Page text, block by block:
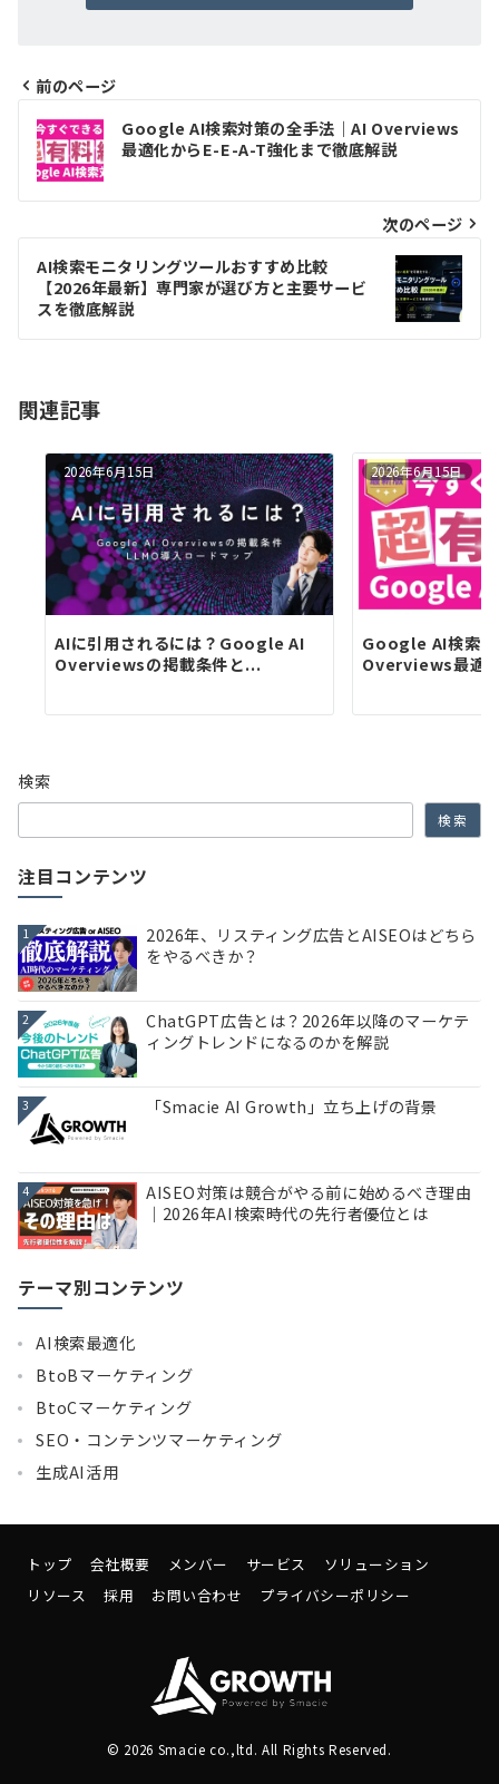
投
稿
ナ
ビ
ゲ
ー
シ
ン
前のページ
Google AI検索対策の全手法｜AI Overviews
最適化からE-E-A-T強化まで徹底解説
次のページ
AI検索モニタリングツールおすすめ比較
【2026年最新】専門家が選び方と主要サービ
スを徹底解説
関連記事
2026年6月15日
AIに引用されるには？Google AI
Overviewsの掲載条件と...
2026年6月15日
Google AI検索対
Overviews最適
検索
検索
注目コンテンツ
1
2026年、リスティング広告とAISEOはどちら
をやるべきか？
2
ChatGPT広告とは？2026年以降のマーケテ
ィングトレンドになるのかを解説
3 「Smacie AI Growth」立ち上げの背景
4
AISEO対策は競合がやる前に始めるべき理由
｜2026年AI検索時代の先行者優位とは
テーマ別コンテンツ
AI検索最適化
BtoBマーケティング
BtoCマーケティング
SEO・コンテンツマーケティング
生成AI活用
トップ 会社概要 メンバー サービス
ソリューション
リソース
採用 お問い合わせ プライバシーポリシー
© 2026 Smacie co.,ltd. All Rights Reserved.